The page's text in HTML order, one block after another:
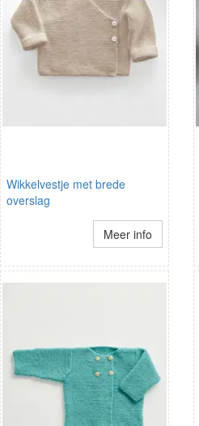
Wikkelvestje met brede
overslag
Meer info